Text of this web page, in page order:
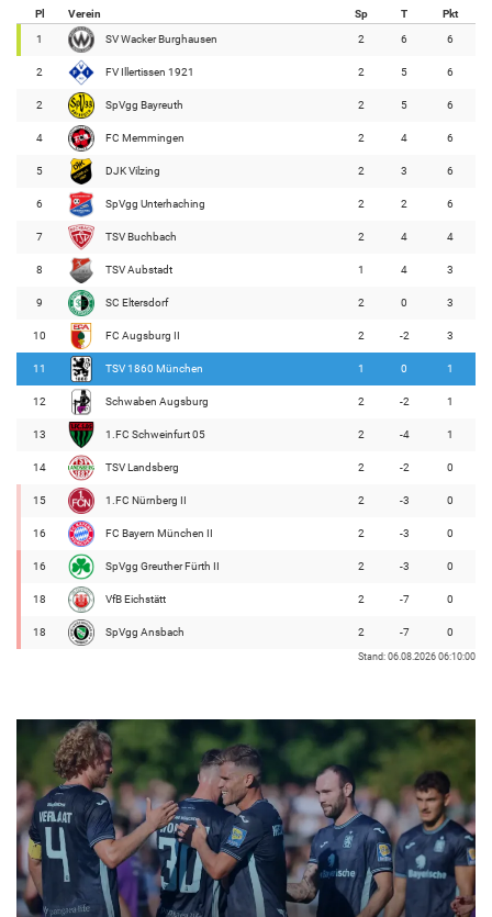
Pl Verein Sp T Pkt
1 SV Wacker Burghausen 2 6 6
2 FV Illertissen 1921 2 5 6
2 SpVgg Bayreuth 2 5 6
4 FC Memmingen 2 4 6
5 DJK Vilzing 2 3 6
6 SpVgg Unterhaching 2 2 6
7 TSV Buchbach 2 4 4
8 TSV Aubstadt 1 4 3
9 SC Eltersdorf 2 0 3
10 FC Augsburg II 2 -2 3
11 TSV 1860 München 1 0 1
12 Schwaben Augsburg 2 -2 1
13 1.FC Schweinfurt 05 2 -4 1
14 TSV Landsberg 2 -2 0
15 1.FC Nürnberg II 2 -3 0
16 FC Bayern München II 2 -3 0
16 SpVgg Greuther Fürth II 2 -3 0
18 VfB Eichstätt 2 -7 0
18 SpVgg Ansbach 2 -7 0
Stand: 06.08.2026 06:10:00